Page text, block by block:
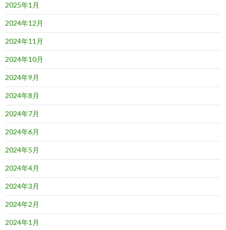
2025年1月
2024年12月
2024年11月
2024年10月
2024年9月
2024年8月
2024年7月
2024年6月
2024年5月
2024年4月
2024年3月
2024年2月
2024年1月